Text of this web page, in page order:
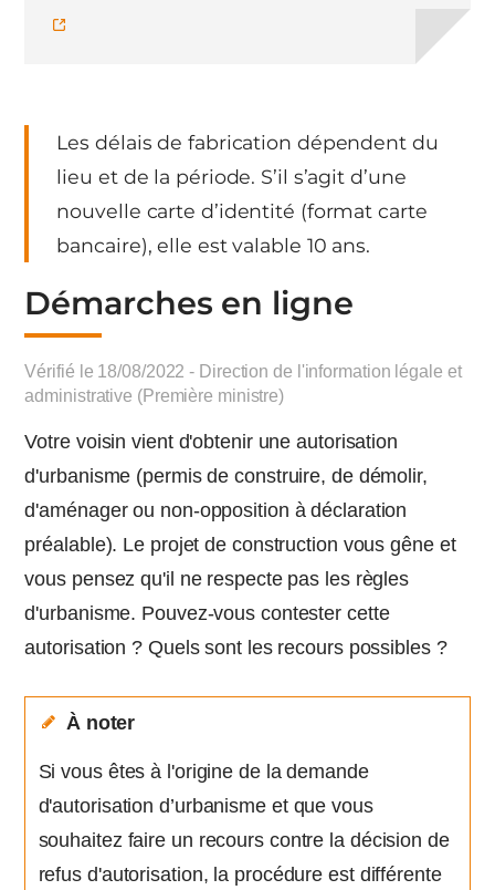
Les délais de fabrication dépendent du
lieu et de la période. S’il s’agit d’une
nouvelle carte d’identité (format carte
bancaire), elle est valable 10 ans.
Démarches en ligne
Vérifié le 18/08/2022 - Direction de l'information légale et
administrative (Première ministre)
Votre voisin vient d'obtenir une autorisation
d'urbanisme (permis de construire, de démolir,
d'aménager ou non-opposition à déclaration
préalable). Le projet de construction vous gêne et
vous pensez qu'il ne respecte pas les règles
d'urbanisme. Pouvez-vous contester cette
autorisation ? Quels sont les recours possibles ?
À noter
Si vous êtes à l'origine de la demande
d'autorisation d’urbanisme et que vous
souhaitez faire un recours contre la décision de
refus d'autorisation, la procédure est différente